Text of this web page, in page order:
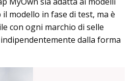
modello in fase di test, ma è
con ogni marchio di selle
dalla forma